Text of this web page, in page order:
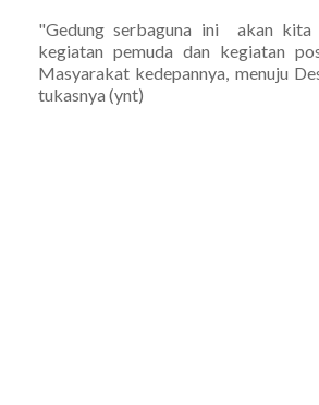
"Gedung serbaguna ini akan kita
kegiatan pemuda dan kegiatan
Masyarakat kedepannya, menuju
tukasnya (ynt)